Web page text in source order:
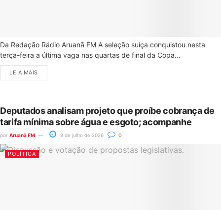
Da Redação Rádio Aruanã FM A seleção suíça conquistou nesta
terça-feira a última vaga nas quartas de final da Copa...
LEIA MAIS
Deputados analisam projeto que proíbe cobrança de
tarifa mínima sobre água e esgoto; acompanhe
por Aruanã FM 8 de julho de 2026 0
POLÍTICA